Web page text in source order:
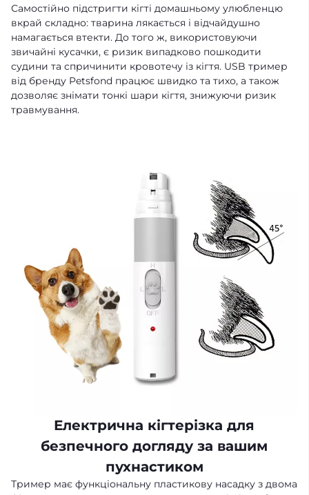
Самостійно підстригти кігті домашньому улюбленцю
вкрай складно: тварина лякається і відчайдушно
намагається втекти. До того ж, використовуючи
звичайні кусачки, є ризик випадково пошкодити
судини та спричинити кровотечу із кігтя. USB тример
від бренду Petsfond працює швидко та тихо, а також
дозволяє знімати тонкі шари кігтя, знижуючи ризик
травмування.
Електрична кігтерізка для
безпечного догляду за вашим
пухнастиком
Тример має функціональну пластикову насадку з двома